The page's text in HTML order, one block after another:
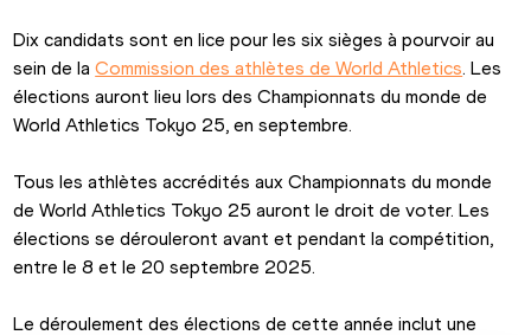
Dix candidats sont en lice pour les six sièges à pourvoir au
sein de la Commission des athlètes de World Athletics. Les
élections auront lieu lors des Championnats du monde de
World Athletics Tokyo 25, en septembre.
Tous les athlètes accrédités aux Championnats du monde
de World Athletics Tokyo 25 auront le droit de voter. Les
élections se dérouleront avant et pendant la compétition,
entre le 8 et le 20 septembre 2025.
Le déroulement des élections de cette année inclut une